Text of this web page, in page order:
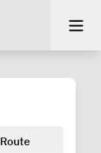
Route